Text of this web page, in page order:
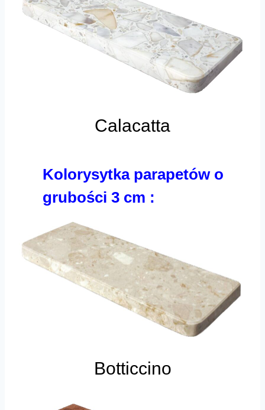
Calacatta
Kolorysytka parapetów o
grubości 3 cm :
Botticcino